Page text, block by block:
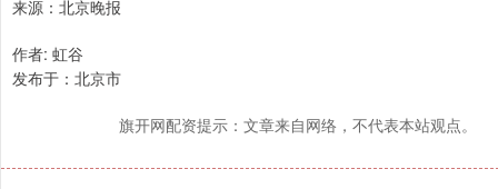
来源：北京晚报
作者: 虹谷
发布于：北京市
旗开网配资提示：文章来自网络，不代表本站观点。